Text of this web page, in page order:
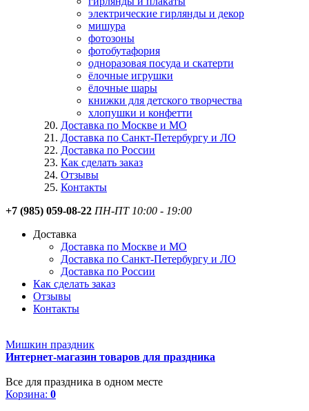
электрические гирлянды и декор
мишура
фотозоны
фотобутафория
одноразовая посуда и скатерти
ёлочные игрушки
ёлочные шары
книжки для детского творчества
хлопушки и конфетти
Доставка по Москве и МО
Доставка по Санкт-Петербургу и ЛО
Доставка по России
Как сделать заказ
Отзывы
Контакты
+7 (985) 059-08-22 ПН-ПТ 10:00 - 19:00
Доставка
Доставка по Москве и МО
Доставка по Санкт-Петербургу и ЛО
Доставка по России
Как сделать заказ
Отзывы
Контакты
Мишкин праздник
Интернет-магазин товаров для праздника
Все для праздника в одном месте
Корзина: 0